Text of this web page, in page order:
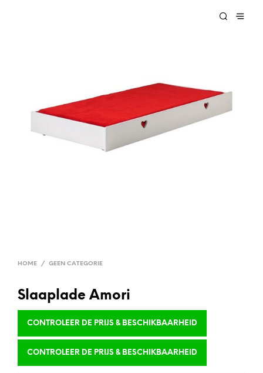
HOME / GEEN CATEGORIE
Slaaplade Amori
CONTROLEER DE PRIJS & BESCHIKBAARHEID
CONTROLEER DE PRIJS & BESCHIKBAARHEID